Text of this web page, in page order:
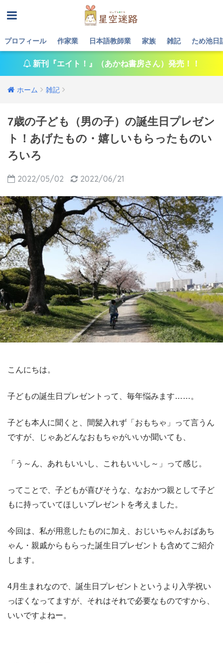
プロフィール 作家業 日本語教師業 家族 雑記 ため池日
新刊『エイト！』（あかね書房さん）発売！！
ホーム 雑記
7歳の子ども（男の子）の誕生日プレゼン
ト！あげたもの・嬉しいもらったものい
ろいろ
2022/05/02 2022/06/21
こんにちは。
子どもの誕生日プレゼントって、毎年悩みます……。
子ども本人に聞くと、間髪入れず「おもちゃ」って言うん
ですが、じゃあどんなおもちゃがいいか聞いても、
「う～ん、あれもいいし、これもいいし～」って感じ。
ってことで、子どもが喜びそうな、なおかつ親として子ど
もに持っていてほしいプレゼントを考えました。
今回は、私が用意したものに加え、おじいちゃんおばあち
ゃん・親戚からもらった誕生日プレゼントも含めてご紹介
します。
4月生まれなので、誕生日プレゼントというより入学祝い
っぽくなってますが、それはそれで必要なものですから、
いいですよねー。